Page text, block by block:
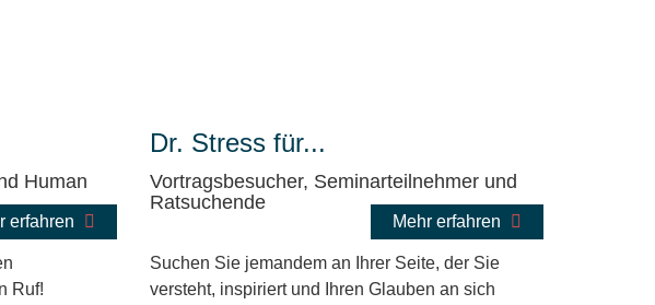
Human
erfahren
Ruf!
Dr. Stress für...
Vortragsbesucher, Seminarteilnehmer und
Ratsuchende
Mehr erfahren
Suchen Sie jemandem an Ihrer Seite, der Sie
versteht, inspiriert und Ihren Glauben an sich